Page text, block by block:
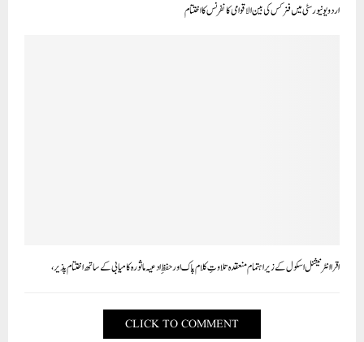
اردو یونیورسٹی میں فزکس کی بین الاقوامی کانفرنس کا اختتام
اقرا انٹرنیشنل اسکول کے زیر اہتمام منعقدہ تلاوتِ کلام پاک اور حفظِ ادعیہ ماثورہ کامیابی کے ساتھ اختتام پذیر،
CLICK TO COMMENT